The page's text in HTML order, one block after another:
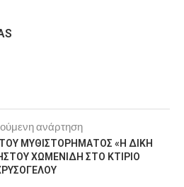
ανάρτηση
ΜΥΘΙΣΤΟΡΗΜΑΤΟΣ «Η ΔΙΚΗ
ΧΩΜΕΝΙΔΗ ΣΤΟ ΚΤΙΡΙΟ